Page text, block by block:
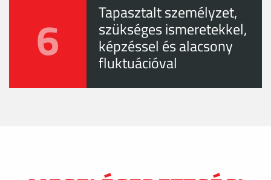
6 Tapasztalt személyzet,
szükséges ismeretekkel,
képzéssel és alacsony
fluktuációval